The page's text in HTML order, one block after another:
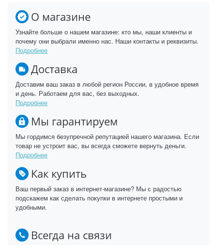
О магазине
Узнайте больше о нашем магазине: кто мы, наши клиенты и
почему они выбрали именно нас. Наши контакты и реквизиты.
Подробнее
Доставка
Доставим ваш заказ в любой регион России, в удобное время
и день. Работаем для вас, без выходных.
Подробнее
Мы гарантируем
Мы гордимся безупречной репутацией нашего магазина. Если
товар не устроит вас, вы всегда сможете вернуть деньги.
Подробнее
Как купить
Ваш первый заказ в интернет-магазине? Мы с радостью
подскажем как сделать покупки в интернете простыми и
удобными.
Всегда на связи